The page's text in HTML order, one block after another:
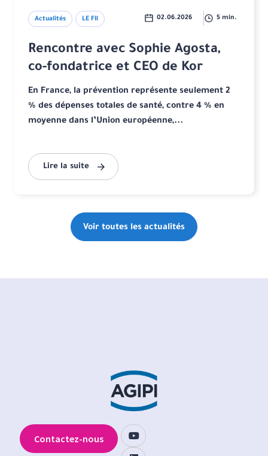
Actualités LE FIl 02.06.2026 5 min.
Rencontre avec Sophie Agosta,
co-fondatrice et CEO de Kor
En France, la prévention représente seulement 2
% des dépenses totales de santé, contre 4 % en
moyenne dans l’Union européenne,...
Lire la suite
Voir toutes les actualités
Contactez-nous